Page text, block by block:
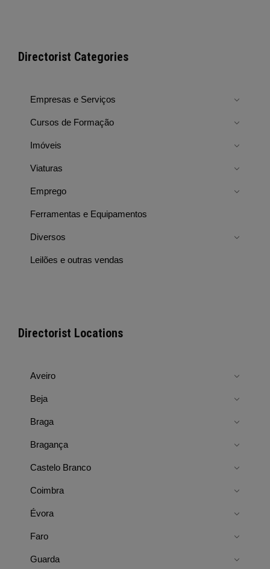
Directorist Categories
Empresas e Serviços
Cursos de Formação
Imóveis
Viaturas
Emprego
Ferramentas e Equipamentos
Diversos
Leilões e outras vendas
Directorist Locations
Aveiro
Beja
Braga
Bragança
Castelo Branco
Coimbra
Évora
Faro
Guarda